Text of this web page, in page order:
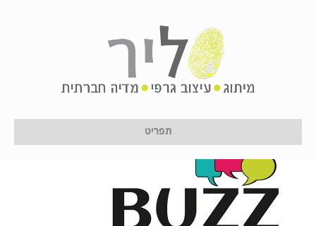
תפריט
20 בינואר 2017